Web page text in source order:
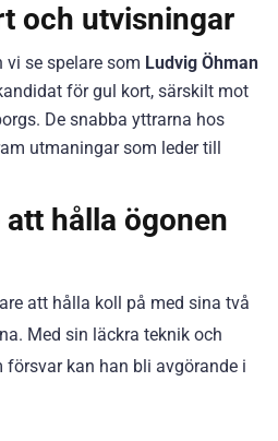
och utvisningar
se spelare som Ludvig Öhman
för gul kort, särskilt mot
De snabba yttrarna hos
utmaningar som leder till
hålla ögonen
att hålla koll på med sina två
Med sin läckra teknik och
kan han bli avgörande i